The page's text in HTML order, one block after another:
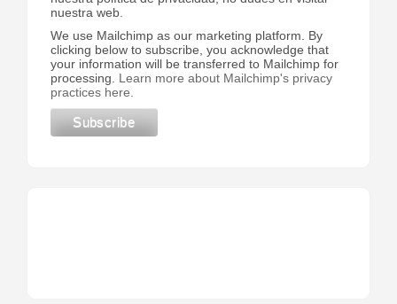
nuestra web.
We use Mailchimp as our marketing platform. By
clicking below to subscribe, you acknowledge that
your information will be transferred to Mailchimp for
processing. Learn more about Mailchimp's privacy
practices here.